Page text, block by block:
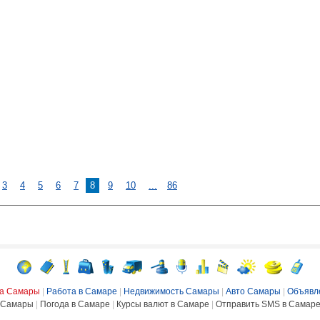
3 4 5 6 7 8 9 10 ... 86
Самары Работа в Самаре Недвижимость Самары Авто Самары
Самары
Погода в Самаре Курсы валют в Самаре Отправить SMS в Самаре